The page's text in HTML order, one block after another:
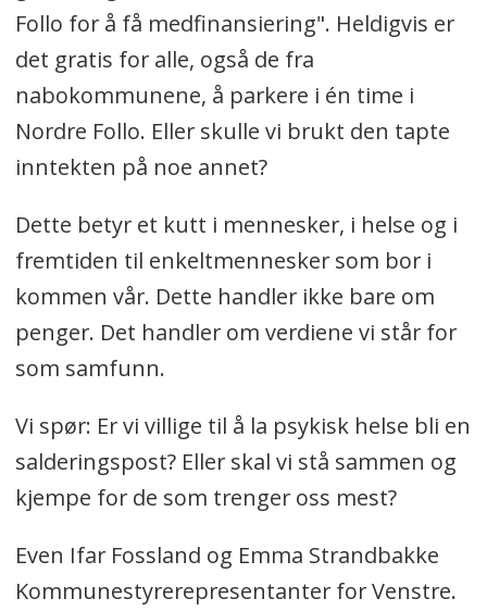
Follo for å få medfinansiering". Heldigvis er
det gratis for alle, også de fra
nabokommunene, å parkere i én time i
Nordre Follo. Eller skulle vi brukt den tapte
inntekten på noe annet?
Dette betyr et kutt i mennesker, i helse og i
fremtiden til enkeltmennesker som bor i
kommen vår. Dette handler ikke bare om
penger. Det handler om verdiene vi står for
som samfunn.
Vi spør: Er vi villige til å la psykisk helse bli en
salderingspost? Eller skal vi stå sammen og
kjempe for de som trenger oss mest?
Even Ifar Fossland og Emma Strandbakke
Kommunestyrerepresentanter for Venstre.